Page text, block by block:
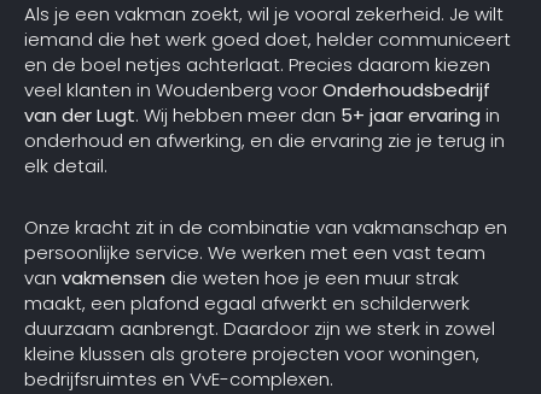
Als je een vakman zoekt, wil je vooral zekerheid. Je wilt
iemand die het werk goed doet, helder communiceert
en de boel netjes achterlaat. Precies daarom kiezen
veel klanten in Woudenberg voorOnderhoudsbedrijf
van der Lugt. Wij hebben meer dan 5+ jaar ervaring in
onderhoud en afwerking, en die ervaring zie je terug in
elk detail.
Onze kracht zit in de combinatie van vakmanschap en
persoonlijke service. We werken met een vast team
van vakmensen die weten hoe je een muur strak
maakt, een plafond egaal afwerkt en schilderwerk
duurzaam aanbrengt. Daardoor zijn we sterk in zowel
kleine klussen als grotere projecten voor woningen,
bedrijfsruimtes en VvE-complexen.